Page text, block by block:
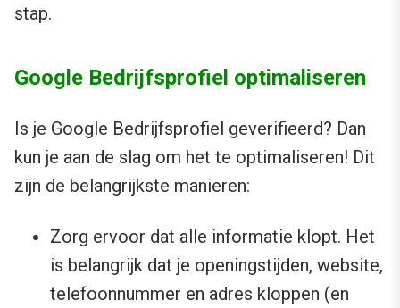
stap.
Google Bedrijfsprofiel optimaliseren
Is je Google Bedrijfsprofiel geverifieerd? Dan
kun je aan de slag om het te optimaliseren! Dit
zijn de belangrijkste manieren:
Zorg ervoor dat alle informatie klopt. Het
is belangrijk dat je openingstijden, website,
telefoonnummer en adres kloppen (en